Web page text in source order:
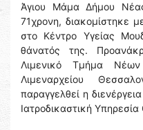
Άγιου Μάμα Δήμου
71χρονη, διακομίστηκε
στο Κέντρο Υγείας
θάνατός της.
Λιμενικό Τμήμα
Λιμεναρχείου
παραγγελθεί η
Ιατροδικαστική